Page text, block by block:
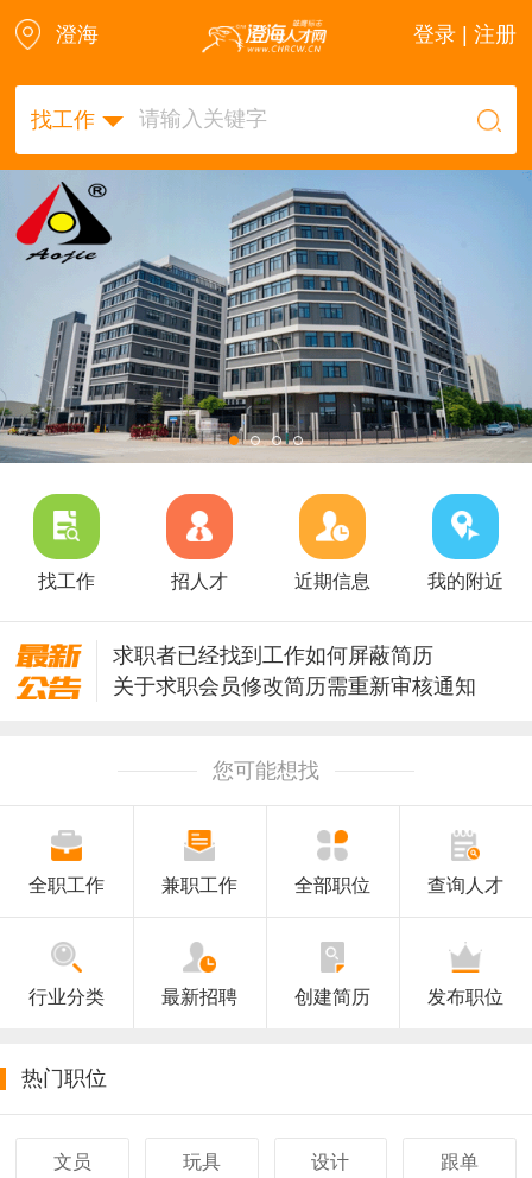
澄海 登录 | 注册
找工作
找工作 招人才 近期信息 我的附近
求职者已经找到工作如何屏蔽简历
关于求职会员修改简历需重新审核通知
您可能想找
全职工作 兼职工作 全部职位 查询人才
行业分类 最新招聘 创建简历 发布职位
热门职位
文员 玩具 设计 跟单